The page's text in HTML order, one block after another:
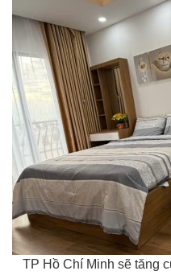
TP Hồ Chí Minh sẽ tăng